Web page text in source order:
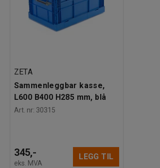
ZETA
Sammenleggbar kasse,
L600 B400 H285 mm, blå
Art. nr: 30315
345,-
eks. MVA
LEGG TIL